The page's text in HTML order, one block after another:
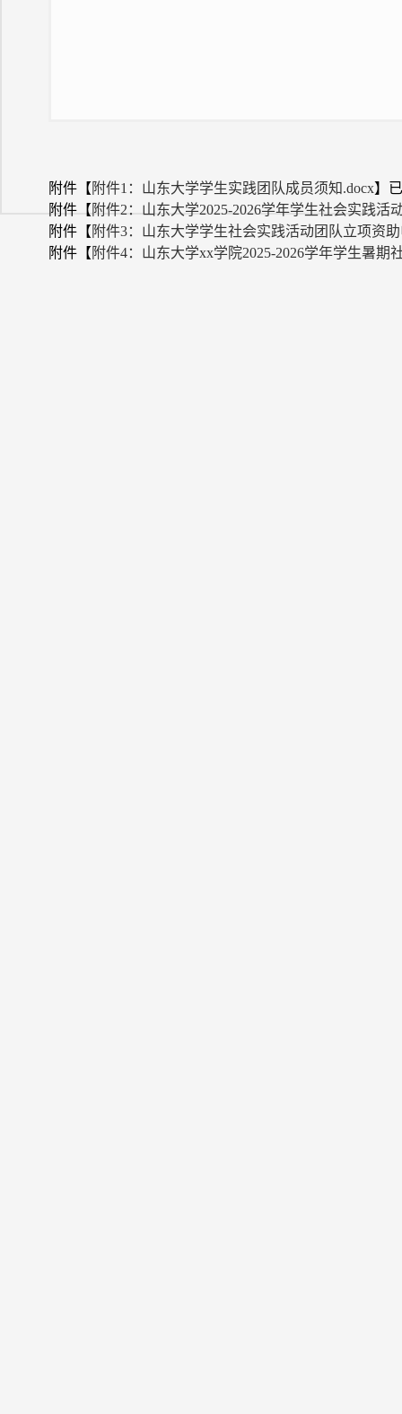
附件【 附件1：山东大学学生实践团队成员须知.docx】
附件【 附件2：山东大学2025-2026学年学生社会实践活
附件【 附件3：山东大学学生社会实践活动团队立项资
附件【 附件4：山东大学xx学院2025-2026学年学生暑